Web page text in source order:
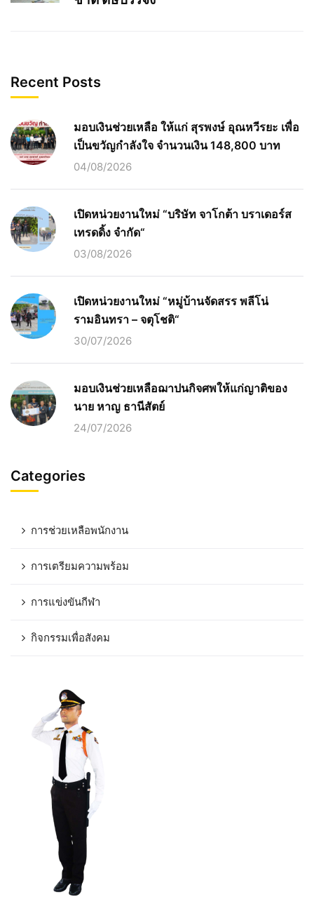
Recent Posts
มอบเงินช่วยเหลือ ให้แก่ สุรพงษ์ อุณหวีรยะ เพื่อ
เป็นขวัญกำลังใจ จำนวนเงิน 148,800 บาท
04/08/2026
เปิดหน่วยงานใหม่ “บริษัท จาโกต้า บราเดอร์ส
เทรดดิ้ง จำกัด“
03/08/2026
เปิดหน่วยงานใหม่ “หมู่บ้านจัดสรร พลีโน่
รามอินทรา – จตุโชติ“
30/07/2026
มอบเงินช่วยเหลือฌาปนกิจศพให้แก่ญาติของ
นาย หาญ ธานีสัตย์
24/07/2026
Categories
การช่วยเหลือพนักงาน
การเตรียมความพร้อม
การแข่งขันกีฬา
กิจกรรมเพื่อสังคม